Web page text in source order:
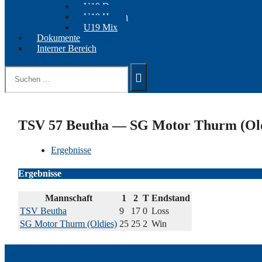
U19 Damen
U19 Herren
U19 Mix
Dokumente
Interner Bereich
Suchen
nach:
TSV 57 Beutha — SG Motor Thurm
Ergebnisse
Ergebnisse
Mannschaft 1 2 T Endstand
TSV Beutha
9 17 0 Loss
SG Motor Thurm (Oldies) 25 25 2 Win